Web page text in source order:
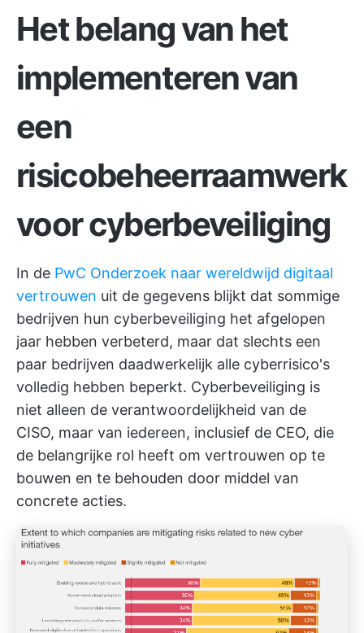
Het belang van het
implementeren van
een
risicobeheerraamwerk
voor cyberbeveiliging
In de PwC Onderzoek naar wereldwijd digitaal
vertrouwen uit de gegevens blijkt dat sommige
bedrijven hun cyberbeveiliging het afgelopen
jaar hebben verbeterd, maar dat slechts een
paar bedrijven daadwerkelijk alle cyberrisico's
volledig hebben beperkt. Cyberbeveiliging is
niet alleen de verantwoordelijkheid van de
CISO, maar van iedereen, inclusief de CEO, die
de belangrijke rol heeft om vertrouwen op te
bouwen en te behouden door middel van
concrete acties.